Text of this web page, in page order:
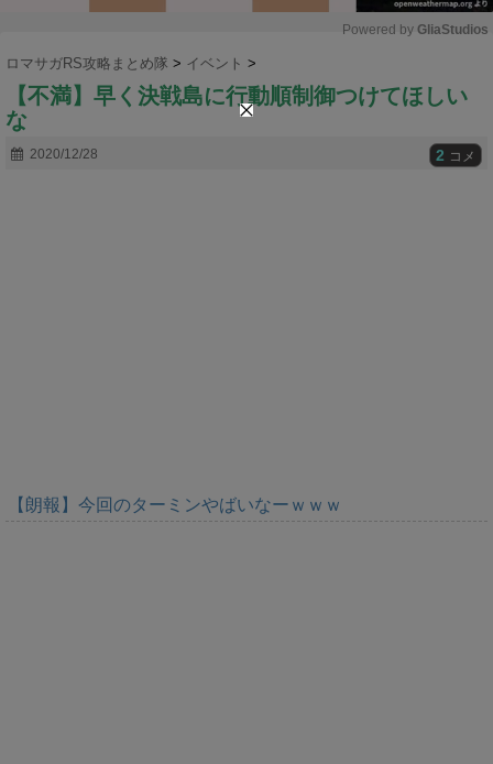
u
Powered by GliaStudios
ロマサガRS攻略まとめ隊 > イベント >
【不満】早く決戦島に行動順制御つけてほしい
な
2020/12/28 2 コメ
【朗報】今回のターミンやばいなーｗｗｗ